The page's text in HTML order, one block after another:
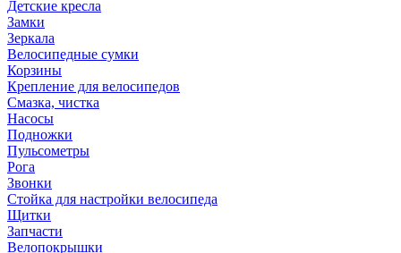
Детские кресла
Замки
Зеркала
Велосипедные сумки
Корзины
Крепление для велосипедов
Смазка, чистка
Насосы
Подножки
Пульсометры
Рога
Звонки
Стойка для настройки велосипеда
Щитки
Запчасти
Велопокрышки